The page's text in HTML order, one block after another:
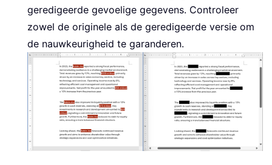
geredigeerde gevoelige gegevens. Controleer
zowel de originele als de geredigeerde versie om
de nauwkeurigheid te garanderen.